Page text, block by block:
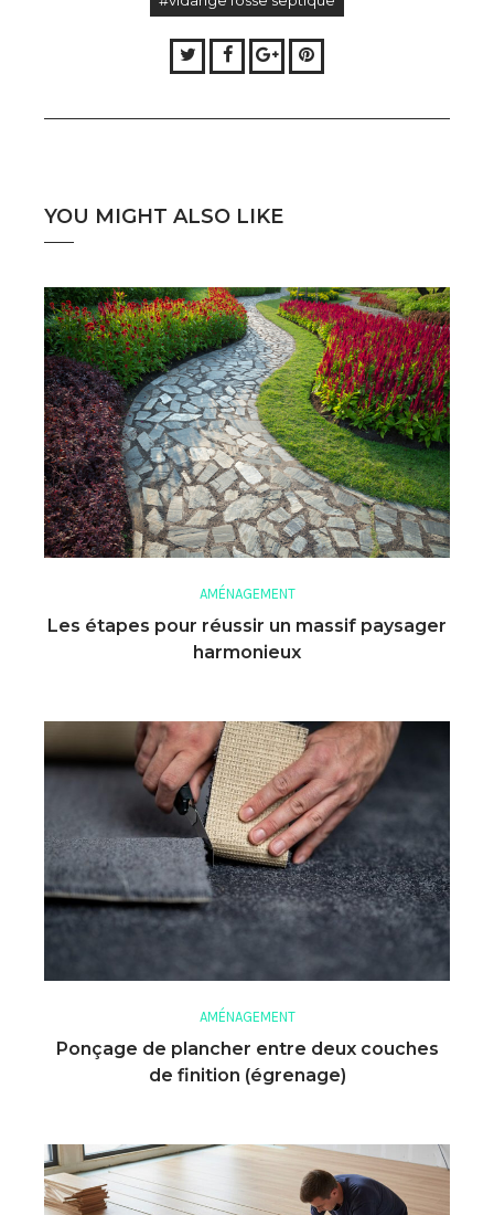
TwitterFacebook
Google+Pinterest
YOU MIGHT ALSO LIKE
AMÉNAGEMENT
Les étapes pour réussir un massif paysager
harmonieux
AMÉNAGEMENT
Ponçage de plancher entre deux couches
de finition (égrenage)